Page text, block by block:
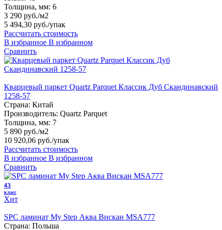
Толщина, мм: 6
3 290 руб./м2
5 494,30 руб./упак
Рассчитать стоимость
В избранное В избранном
Сравнить
Кварцевый паркет Quartz Parquet Классик Дуб Скандинавский
1258-57
Страна: Китай
Производитель: Quartz Parquet
Толщина, мм: 7
5 890 руб./м2
10 920,06 руб./упак
Рассчитать стоимость
В избранное В избранном
Сравнить
43
класс
Хит
SPC ламинат My Step Аква Вискан MSA777
Страна: Польша